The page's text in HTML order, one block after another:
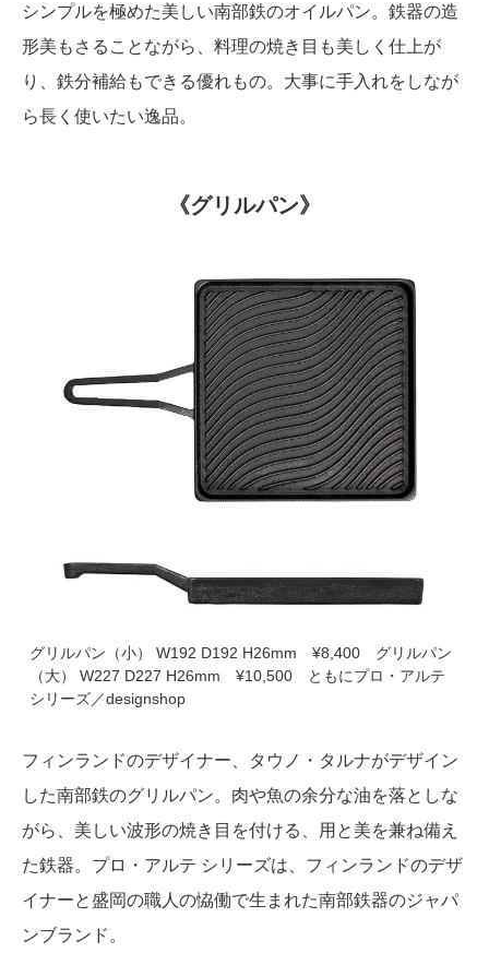
シンプルを極めた美しい南部鉄のオイルパン。鉄器の造
形美もさることながら、料理の焼き目も美しく仕上が
り、鉄分補給もできる優れもの。大事に手入れをしなが
ら長く使いたい逸品。
《グリルパン》
グリルパン（小） W192 D192 H26mm ¥8,400 グリルパン
（大） W227 D227 H26mm ¥10,500 ともにプロ・アルテ
シリーズ／designshop
フィンランドのデザイナー、タウノ・タルナがデザイン
した南部鉄のグリルパン。肉や魚の余分な油を落としな
がら、美しい波形の焼き目を付ける、用と美を兼ね備え
た鉄器。プロ・アルテ シリーズは、フィンランドのデザ
イナーと盛岡の職人の恊働で生まれた南部鉄器のジャパ
ンブランド。